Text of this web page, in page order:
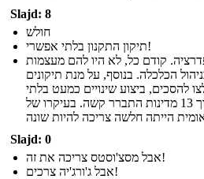
Slajd: 8
חולש
תיקון התקנון בלתי אפשרי!
קודם כל, לא היו להם מעצמות
הכלכלה. בנוסף, על מנת תיקונים
13 המדינות נאלצו להסכים, ביצוע שינויים כמעט בלתי
אפשריים. אפילו להשיג רוב של 7 מתוך 13 מדינות התברר קשה. בעיקרו של
Slajd: 0
אבל מסצ'וסטס צריכה את זה!
אבל ג'ורג'יה צרכים!